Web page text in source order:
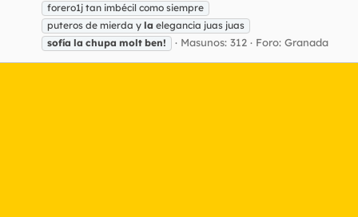
forero1j tan imbécil como siempre
puteros de mierda y la elegancia juas juas
sofía la chupa molt ben! Masunos: 312 Foro: Granada